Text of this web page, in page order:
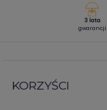
3 lata
gwarancji
KORZYŚCI